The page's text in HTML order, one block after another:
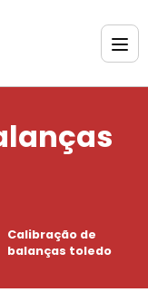
Calibração de
balanças toledo